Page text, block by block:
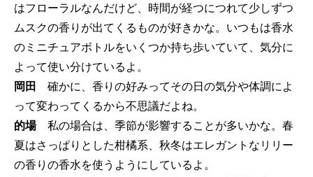
はフローラルなんだけど、時間が経つにつれて少しずつ
ムスクの香りが出てくるものが好きかな。いつもは香水
のミニチュアボトルをいくつか持ち歩いていて、気分に
よって使い分けているよ。
岡田
確かに、香りの好みってその日の気分や体調によ
って変わってくるから不思議だよね。
的場私の場合は、季節が影響することが多いかな。春
夏はさっぱりとした柑橘系、秋冬はエレガントなリリー
の香りの香水を使うようにしているよ。